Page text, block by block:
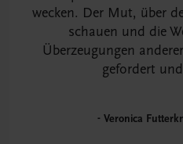
wecken. Der Mut, über
schauen und die
Überzeugungen
gefordert
Veronica